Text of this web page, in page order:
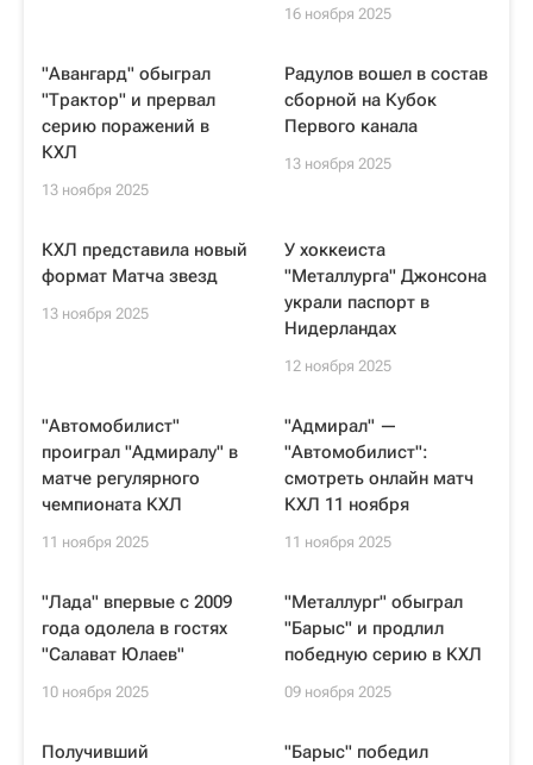
16 ноября 2025
"Авангард" обыграл
"Трактор" и прервал
серию поражений в
КХЛ
13 ноября 2025
Радулов вошел в состав
сборной на Кубок
Первого канала
13 ноября 2025
КХЛ представила новый
формат Матча звезд
13 ноября 2025
У хоккеиста
"Металлурга" Джонсона
украли паспорт в
Нидерландах
12 ноября 2025
"Автомобилист"
проиграл "Адмиралу" в
матче регулярного
чемпионата КХЛ
11 ноября 2025
"Адмирал" —
"Автомобилист":
смотреть онлайн матч
КХЛ 11 ноября
11 ноября 2025
"Лада" впервые с 2009
года одолела в гостях
"Салават Юлаев"
10 ноября 2025
"Металлург" обыграл
"Барыс" и продлил
победную серию в КХЛ
09 ноября 2025
Получивший
"Барыс" победил